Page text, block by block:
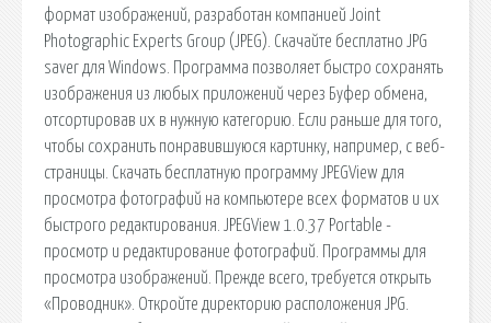
формат изображений, разработан компанией Joint
Photographic Experts Group (JPEG). Скачайте бесплатно JPG
saver для Windows. Программа позволяет быстро сохранять
изображения из любых приложений через Буфер обмена,
отсортировав их в нужную категорию. Если раньше для того,
чтобы сохранить понравившуюся картинку, например, с веб-
страницы. Скачать бесплатную программу JPEGView для
просмотра фотографий на компьютере всех форматов и их
быстрого редактирования. JPEGView 1.0.37 Portable -
просмотр и редактирование фотографий. Программы для
просмотра изображений. Прежде всего, требуется открыть
«Проводник». Откройте директорию расположения JPG.